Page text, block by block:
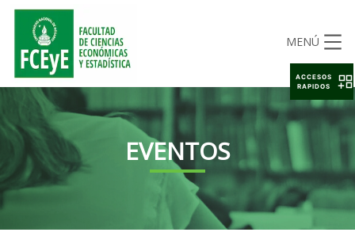
MENÚ
EVENTOS
ACCESOS
RAPIDOS